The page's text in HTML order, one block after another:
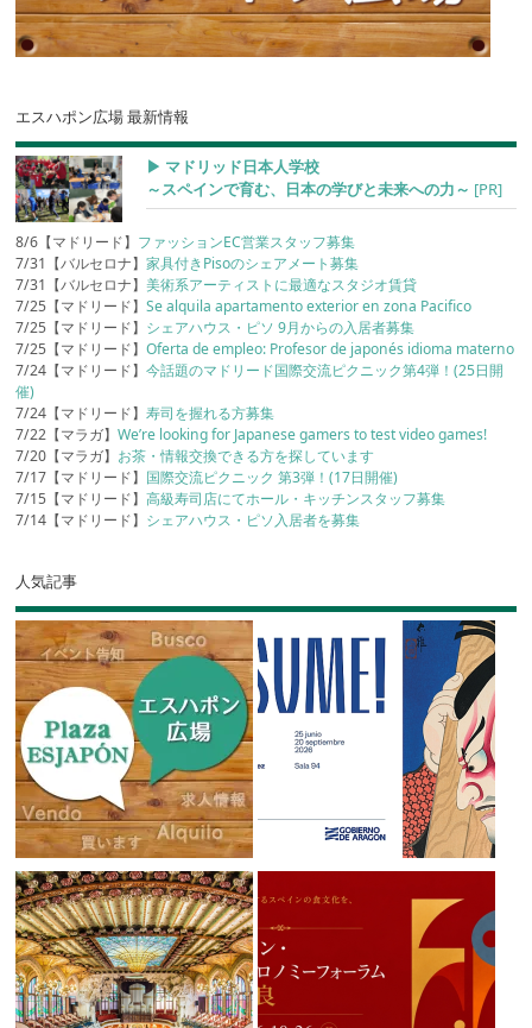
エスハポン広場 最新情報
▶︎ マドリッド日本人学校
～スペインで育む、日本の学びと未来への力～ [PR]
8/6【マドリード】 ファッションEC営業スタッフ募集
7/31【バルセロナ】家具付きPisoのシェアメート募集
7/31【バルセロナ】美術系アーティストに最適なスタジオ賃貸
7/25【マドリード】Se alquila apartamento exterior en zona Pacifico
7/25【マドリード】 シェアハウス・ピソ 9月からの入居者募集
7/25【マドリード】Oferta de empleo: Profesor de japonés idioma materno
7/24【マドリード】今話題のマドリード国際交流ピクニック第4弾！(25日開
催)
7/24【マドリード】寿司を握れる方募集
7/22【マラガ】We’re looking for Japanese gamers to test video games!
7/20【マラガ】 お茶・情報交換できる方を探しています
7/17【マドリード】 国際交流ピクニック 第3弾！(17日開催)
7/15【マドリード】高級寿司店にてホール・キッチンスタッフ募集
7/14【マドリード】 シェアハウス・ピソ入居者を募集
人気記事